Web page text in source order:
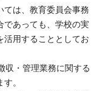
ては、教育委員会事務
であっても、学校の実
活用することとしてお
収・管理業務に関する
。